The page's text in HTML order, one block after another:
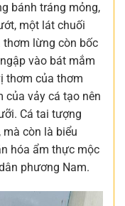
bánh tráng mỏng,
một lát chuối
thơm lừng còn bốc
vào bát mắm
thơm của thơm
của vảy cá tạo nên
Cá tai tượng
còn là biểu
hóa ẩm thực mộc
phương Nam.